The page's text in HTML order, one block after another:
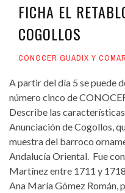
FICHA EL
COGOLLOS
CONOCER GUADIX Y
A partir del día 5 se puede
número cinco de
Describe las
Anunciación de Cogollos,
muestra del barroco
Andalucía Oriental. Fue
Martínez entre 1711 y
Ana María Gómez Román,